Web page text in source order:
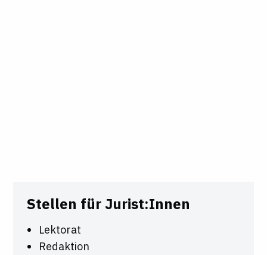
Stellen für Jurist:Innen
Lektorat
Redaktion